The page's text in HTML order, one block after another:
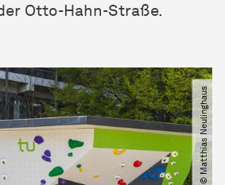
Otto-Hahn-Straße.
© Matthias Neulinghaus